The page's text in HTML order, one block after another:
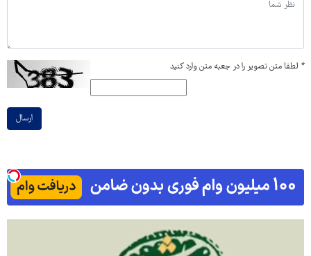
* لطفا متن تصویر را در جعبه متن وارد کنید
ارسال